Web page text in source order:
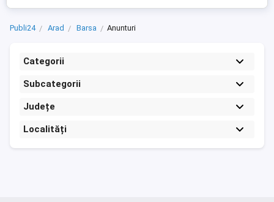
Publi24 Arad Barsa Anunturi
Categorii
Subcategorii
Județe
Localități